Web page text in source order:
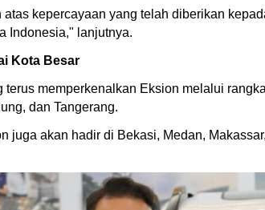
kepercayaan yang telah diberikan
Indonesia," lanjutnya.
Kota Besar
memperkenalkan Eksion melalui
dan Tangerang.
juga akan hadir di Bekasi, Medan,